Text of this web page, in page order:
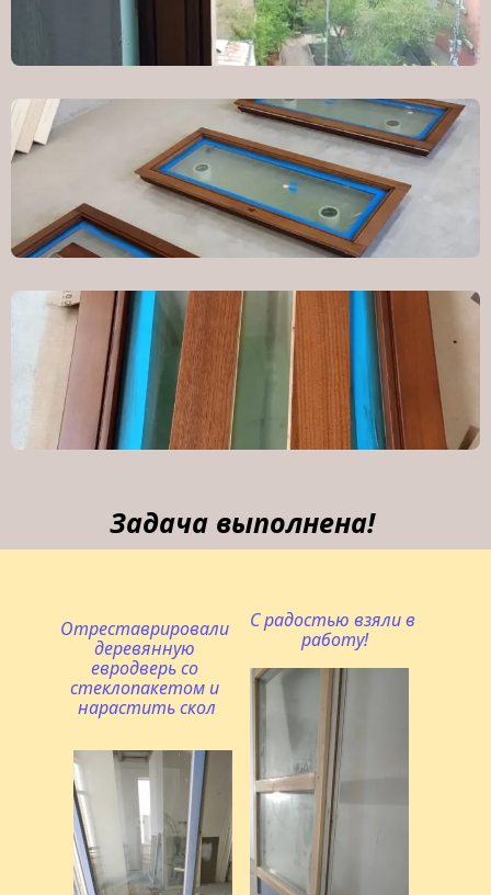
Задача выполнена!
С радостью взяли в
работу!
Отреставрировали
деревянную
евродверь со
стеклопакетом и
нарастить скол